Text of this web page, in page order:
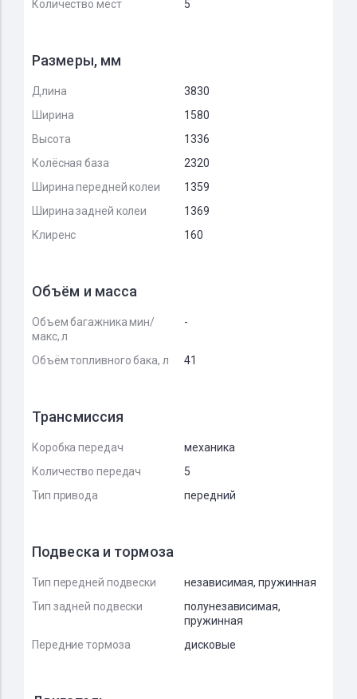
Количество мест
5
Размеры, мм
Длина
3830
Ширина
1580
Высота
1336
Колёсная база
2320
Ширина передней колеи
1359
Ширина задней колеи
1369
Клиренс
160
Объём и масса
Объем багажника мин/
макс, л
-
Объём топливного бака, л 41
Трансмиссия
Коробка передач
механика
Количество передач
5
Тип привода
передний
Подвеска и тормоза
Тип передней подвески
независимая, пружинная
Тип задней подвески
полунезависимая,
пружинная
Передние тормоза
дисковые